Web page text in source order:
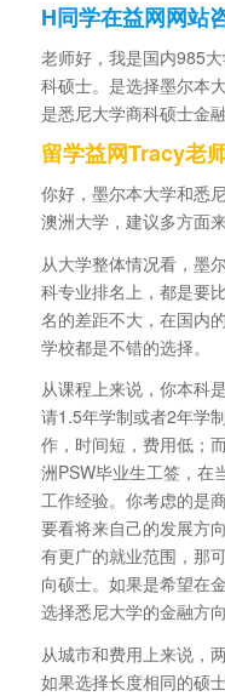
H同学在益网网站
老师好，我是国内985
科硕士。是选择墨尔本
是悉尼大学商科硕士金
留学益网Tracy老
你好，墨尔本大学和悉
澳洲大学，建议多方面
从大学整体情况看，墨
科专业排名上，都是要
名的差距不大，在国内
学校都是不错的选择。
从课程上来说，你本科
请1.5年学制或者2年学
作，时间短，费用低；
洲PSW毕业生工签，在
工作经验。你考虑的是
要看将来自己的发展方
有更广的就业范围，那
向硕士。如果是希望在
选择悉尼大学的金融方向
从城市和费用上来说，
如果选择长度相同的硕